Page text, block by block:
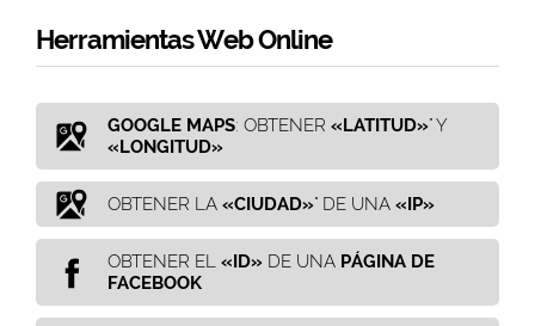
Herramientas Web Online
GOOGLE MAPS: OBTENER «LATITUD»" Y
«LONGITUD»
OBTENER LA «CIUDAD»" DE UNA «IP»
OBTENER EL «ID» DE UNA PÁGINA DE
FACEBOOK